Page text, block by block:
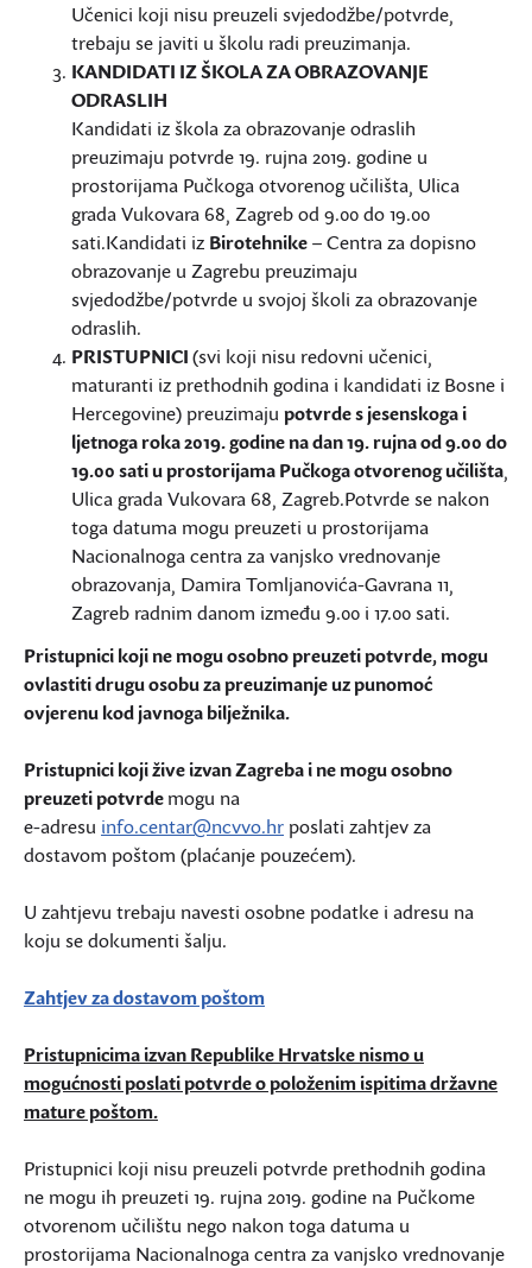
Učenici koji nisu preuzeli svjedodžbe/potvrde,
trebaju se javiti u školu radi preuzimanja.
KANDIDATI IZ ŠKOLA ZA OBRAZOVANJE
ODRASLIH
Kandidati iz škola za obrazovanje odraslih
preuzimaju potvrde 19. rujna 2019. godine u
prostorijama Pučkoga otvorenog učilišta, Ulica
grada Vukovara 68, Zagreb od 9.00 do 19.00
sati.Kandidati iz Birotehnike– Centra za dopisno
obrazovanje u Zagrebu preuzimaju
svjedodžbe/potvrde u svojoj školi za obrazovanje
odraslih.
PRISTUPNICI(svi koji nisu redovni učenici,
maturanti iz prethodnih godina i kandidati iz Bosne i
Hercegovine) preuzimaju potvrde s jesenskoga i
ljetnoga roka 2019. godine na dan 19. rujna od 9.00 do
19.00 sati u prostorijama Pučkoga otvorenog učilišta,
Ulica grada Vukovara 68, Zagreb.Potvrde se nakon
toga datuma mogu preuzeti u prostorijama
Nacionalnoga centra za vanjsko vrednovanje
obrazovanja, Damira Tomljanovića-Gavrana 11,
Zagreb radnim danom između 9.00 i 17.00 sati.
Pristupnici koji ne mogu osobno preuzeti potvrde, mogu
ovlastiti drugu osobu za preuzimanje uz punomoć
ovjerenu kod javnoga bilježnika.
Pristupnici koji žive izvan Zagreba i ne mogu osobno
preuzeti potvrdemogu na
e-adresu info.centar@ncvvo.hr poslati zahtjev za
dostavom poštom (plaćanje pouzećem).
U zahtjevu trebaju navesti osobne podatke i adresu na
koju se dokumenti šalju.
Zahtjev za dostavom poštom
Pristupnicima izvan Republike Hrvatske nismo u
mogućnosti poslati potvrde o položenim ispitima državne
mature poštom.
Pristupnici koji nisu preuzeli potvrde prethodnih godina
ne mogu ih preuzeti 19. rujna 2019. godine na Pučkome
otvorenom učilištu nego nakon toga datuma u
prostorijama Nacionalnoga centra za vanjsko vrednovanje